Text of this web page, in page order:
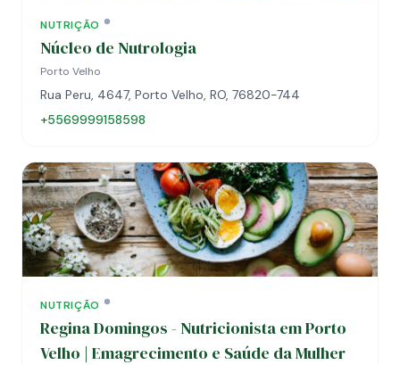
NUTRIÇÃO
Núcleo de Nutrologia
Porto Velho
Rua Peru, 4647, Porto Velho, RO, 76820-744
+5569999158598
NUTRIÇÃO
Regina Domingos - Nutricionista em Porto
Velho | Emagrecimento e Saúde da Mulher